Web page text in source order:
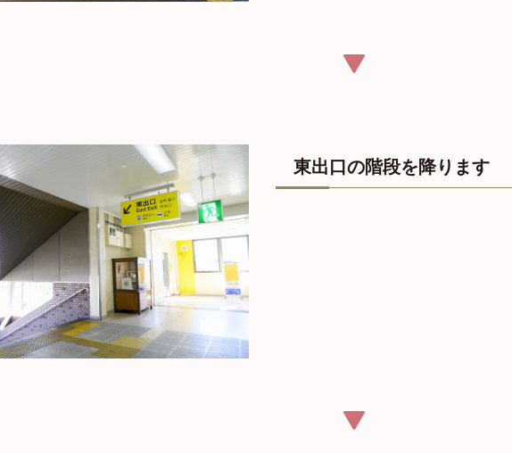
東出口の階段を降ります